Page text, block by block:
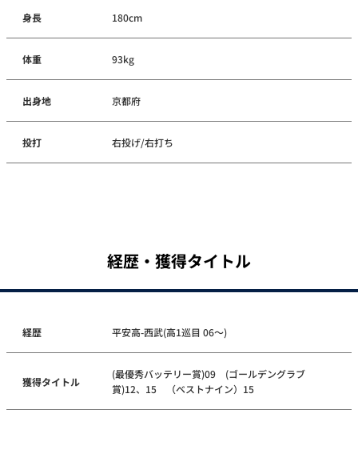
身長 180cm
体重 93kg
出身地 京都府
投打 右投げ/右打ち
経歴・獲得タイトル
経歴 平安高-西武(高1巡目 06～)
獲得タイトル
(最優秀バッテリー賞)09 (ゴールデングラブ
賞)12、15 （ベストナイン）15